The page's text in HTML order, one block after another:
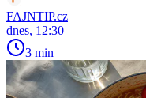
FAJNTIP.cz
dnes, 12:30
3 min